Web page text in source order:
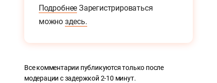
Подробнее Зарегистрироваться
можно здесь.
Все комментарии публикуются только после
модерации с задержкой 2-10 минут.